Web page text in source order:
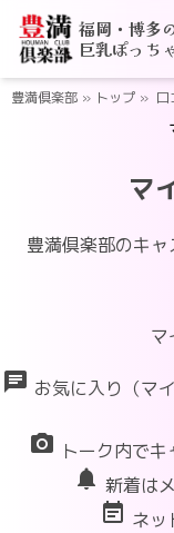
福岡・博多
巨乳ぽっち
豊満倶楽部 » トップ » 口
マ
豊満倶楽部のキ
マ
chat お気に入り（マ
photo_camera トーク内で
notifications 新着は
event_note ネッ